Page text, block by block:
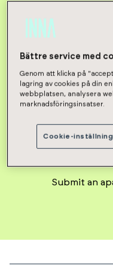
Vantaan
3h, kt,66.5m²
Rental deposit 1127
Submit an
Bättre service med
Genom att klicka på
lagring av cookies på din
webbplatsen, analysera
marknadsföringsinsatser.
Cookie-